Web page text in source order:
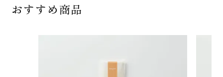
おすすめ商品